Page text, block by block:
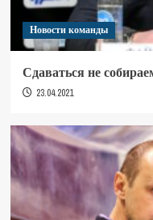
Новости команды
Сдаваться не
23.04.2021